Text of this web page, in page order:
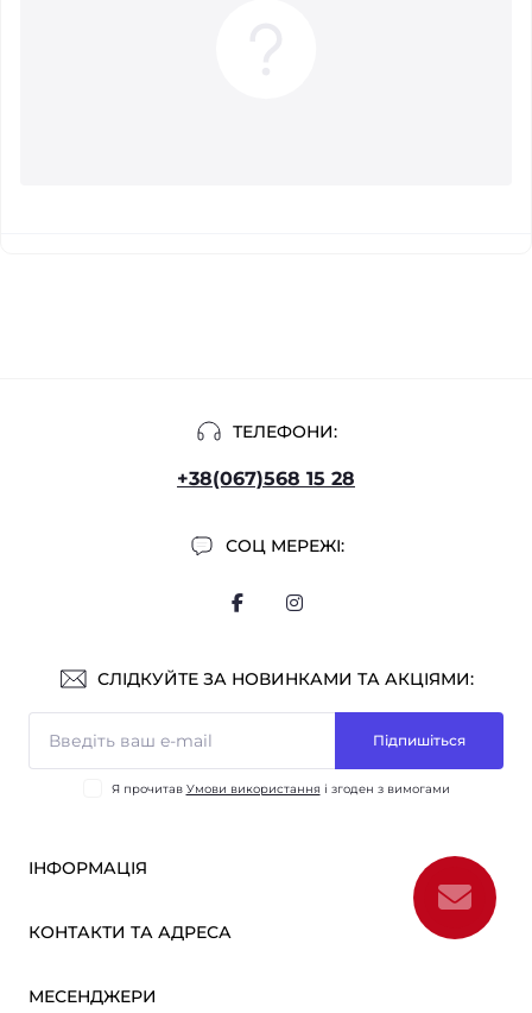
ТЕЛЕФОНИ:
+38(067)568 15 28
СОЦ МЕРЕЖІ:
СЛІДКУЙТЕ ЗА НОВИНКАМИ ТА АКЦІЯМИ:
Підпишіться
Я прочитав Умови використання і згоден з вимогами
ІНФОРМАЦІЯ
ОПТ
Про нас
КОНТАКТИ ТА АДРЕСА
МЕСЕНДЖЕРИ